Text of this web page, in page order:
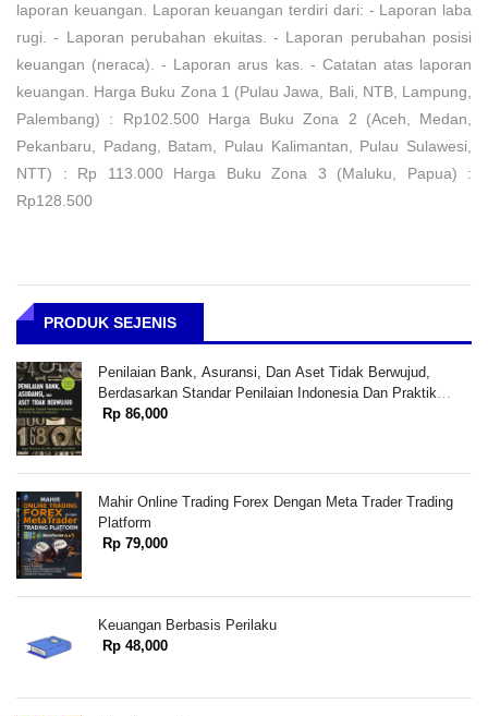
laporan keuangan. Laporan keuangan terdiri dari: - Laporan laba
rugi. - Laporan perubahan ekuitas. - Laporan perubahan posisi
keuangan (neraca). - Laporan arus kas. - Catatan atas laporan
keuangan. Harga Buku Zona 1 (Pulau Jawa, Bali, NTB, Lampung,
Palembang) : Rp102.500 Harga Buku Zona 2 (Aceh, Medan,
Pekanbaru, Padang, Batam, Pulau Kalimantan, Pulau Sulawesi,
NTT) : Rp 113.000 Harga Buku Zona 3 (Maluku, Papua) :
Rp128.500
PRODUK SEJENIS
Penilaian Bank, Asuransi, Dan Aset Tidak Berwujud,
Berdasarkan Standar Penilaian Indonesia Dan Praktik
Penilaian Indonesia
Rp 86,000
Mahir Online Trading Forex Dengan Meta Trader Trading
Platform
Rp 79,000
Keuangan Berbasis Perilaku
Rp 48,000